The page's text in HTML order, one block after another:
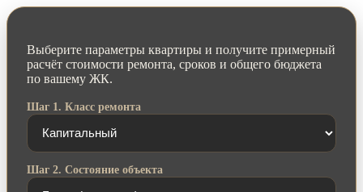
Выберите параметры квартиры и получите примерный
расчёт стоимости ремонта, сроков и общего бюджета
по вашему ЖК.
Шаг 1. Класс ремонта
Шаг 2. Состояние объекта